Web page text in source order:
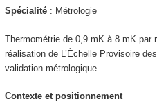
Spécialité: Métrologie
Thermométrie de 0,9 mK à 8 mK par
réalisation de L’Échelle Provisoire
validation métrologique
Contexte et positionnement